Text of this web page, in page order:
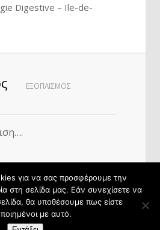
Digestive – Ile-de-
ΕΞΟΠΛΙΣΜΌΣ
- Powered by
για να σας προσφέρουμε την
στη σελίδα μας. Εάν συνεχίσετε να
θα υποθέσουμε πως είστε
με αυτό.